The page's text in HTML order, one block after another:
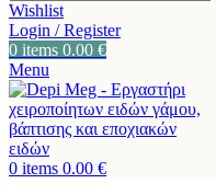
Wishlist
Login / Register
0 items 0.00 €
Menu
0 items 0.00 €